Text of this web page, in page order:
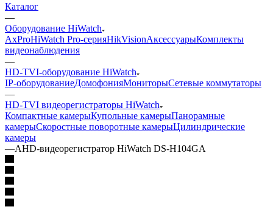
Каталог
—
Оборудование HiWatch
AxProHiWatch Pro-серияHikVisionАксессуарыКомплекты
видеонаблюдения
—
HD-TVI-оборудование HiWatch
IP-оборудованиеДомофонияМониторыСетевые коммутаторы
—
HD-TVI видеорегистраторы HiWatch
Компактные камерыКупольные камерыПанорамные
камерыСкоростные поворотные камерыЦилиндрические
камеры
—AHD-видеорегистратор HiWatch DS-H104GA